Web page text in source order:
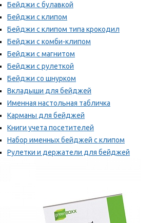
Бейджи с булавкой
Бейджи с клипом
Бейджи с клипом типа крокодил
Бейджи с комби-клипом
Бейджи с магнитом
Бейджи с рулеткой
Бейджи со шнурком
Вкладыши для бейджей
Именная настольная табличка
Карманы для бейджей
Книги учета посетителей
Набор именных бейджей с клипом
Рулетки и держатели для бейджей